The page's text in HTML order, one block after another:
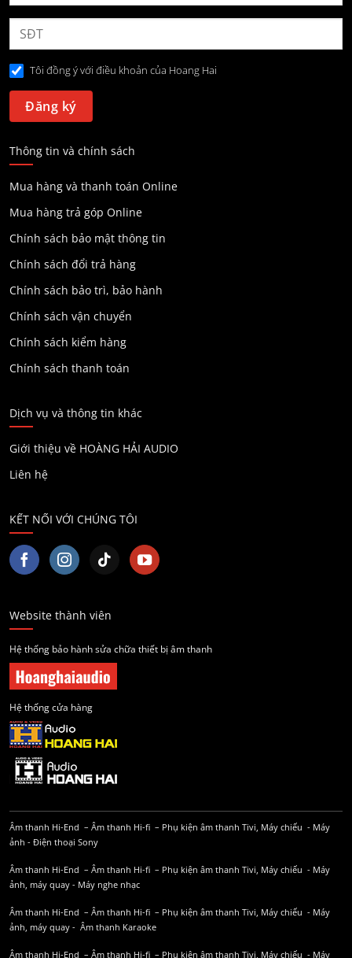
Tôi đồng ý với điều khoản của Hoang Hai
Thông tin và chính sách
Mua hàng và thanh toán Online
Mua hàng trả góp Online
Chính sách bảo mật thông tin
Chính sách đổi trả hàng
Chính sách bảo trì, bảo hành
Chính sách vận chuyển
Chính sách kiểm hàng
Chính sách thanh toán
Dịch vụ và thông tin khác
Giới thiệu về HOÀNG HẢI AUDIO
Liên hệ
KẾT NỐI VỚI CHÚNG TÔI
Website thành viên
Hệ thống bảo hành sửa chữa thiết bị âm thanh
Hệ thống cửa hàng
Âm thanh Hi-End – Âm thanh Hi-fi – Phụ kiện âm thanh Tivi, Máy chiếu - Máy
ảnh - Điện thoại Sony
Âm thanh Hi-End – Âm thanh Hi-fi – Phụ kiện âm thanh Tivi, Máy chiếu - Máy
ảnh, máy quay - Máy nghe nhạc
Âm thanh Hi-End – Âm thanh Hi-fi – Phụ kiện âm thanh Tivi, Máy chiếu - Máy
ảnh, máy quay - Âm thanh Karaoke
Âm thanh Hi-End – Âm thanh Hi-fi – Phụ kiện âm thanh Tivi, Máy chiếu - Máy